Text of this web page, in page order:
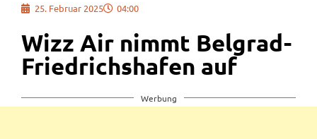
25. Februar 2025 04:00
Wizz Air nimmt Belgrad-
Friedrichshafen auf
Werbung